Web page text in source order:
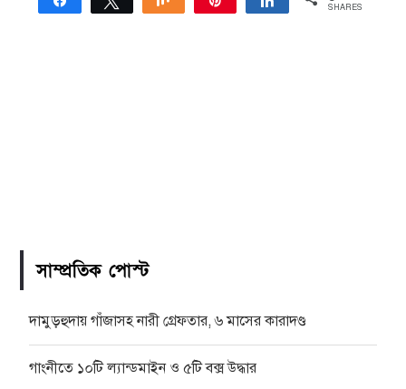
SHARES
সাম্প্রতিক পোস্ট
দামুড়হুদায় গাঁজাসহ নারী গ্রেফতার, ৬ মাসের কারাদণ্ড
গাংনীতে ১০টি ল্যান্ডমাইন ও ৫টি বক্স উদ্ধার